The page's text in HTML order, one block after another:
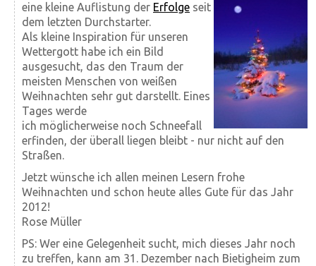
eine kleine Auflistung der Erfolge seit
dem letzten Durchstarter.
Als kleine Inspiration für unseren
Wettergott habe ich ein Bild
ausgesucht, das den Traum der
meisten Menschen von weißen
Weihnachten sehr gut darstellt. Eines
Tages werde
ich möglicherweise noch Schneefall
erfinden, der überall liegen bleibt - nur nicht auf den
Straßen.
Jetzt wünsche ich allen meinen Lesern frohe
Weihnachten und schon heute alles Gute für das Jahr
2012!
Rose Müller
PS: Wer eine Gelegenheit sucht, mich dieses Jahr noch
zu treffen, kann am 31. Dezember nach Bietigheim zum